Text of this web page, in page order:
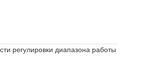
регулировки диапазона работы